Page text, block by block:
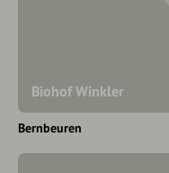
Biohof Winkler
Bernbeuren